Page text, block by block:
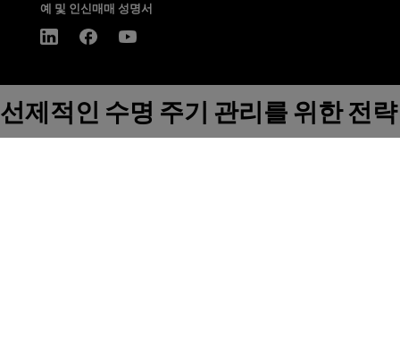
예 및 인신매매 성명서
선제적인 수명 주기 관리를 위한 전략